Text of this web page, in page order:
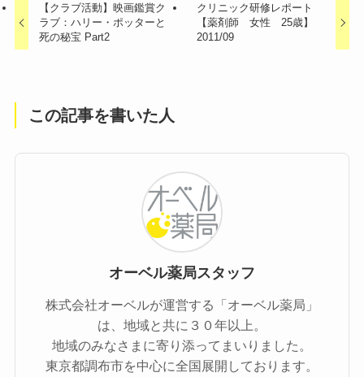
【クラブ活動】映画鑑賞ク
ラブ：ハリー・ポッターと
死の秘宝 Part2
クリニック研修レポート
【薬剤師 女性 25歳】
2011/09
この記事を書いた人
オーベル薬局スタッフ
株式会社オーベルが運営する「オーベル薬局」
は、地域と共に３０年以上。
地域のみなさまに寄り添ってまいりました。
東京都調布市を中心に全国展開しております。